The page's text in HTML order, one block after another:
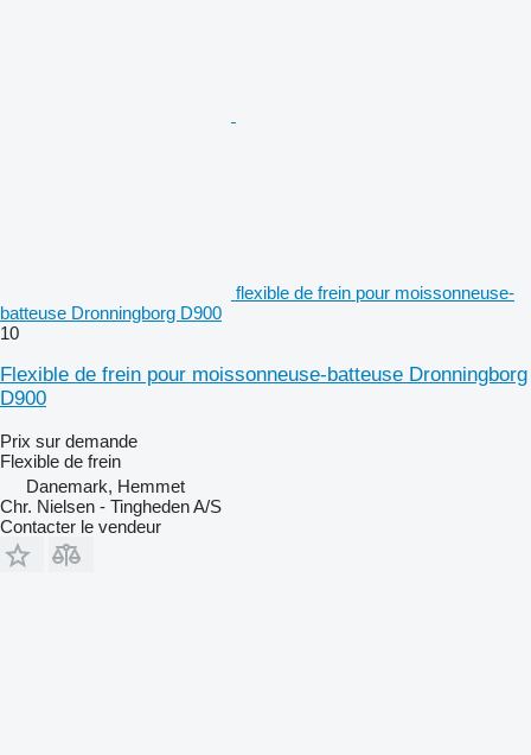
flexible de frein pour moissonneuse-
batteuse Dronningborg D900
10
Flexible de frein pour moissonneuse-batteuse Dronningborg
D900
Prix sur demande
Flexible de frein
Danemark, Hemmet
Chr. Nielsen - Tingheden A/S
Contacter le vendeur